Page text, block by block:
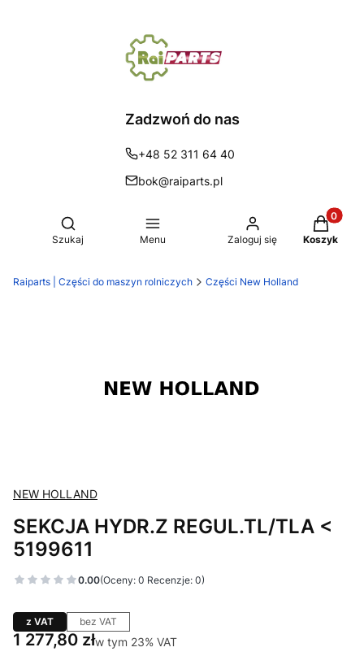
Zadzwoń do nas
+48 52 311 64 40
bok@raiparts.pl
Otwórz wyszukiwarkę
Szukaj Menu Zaloguj się Koszyk
Raiparts | Części do maszyn rolniczych Części New Holland
NEW HOLLAND
SEKCJA HYDR.Z REGUL.TL/TLA <
5199611
0.00(Oceny: 0 Recenzje: 0)
z VAT bez VAT
Cena
1 277,80 złw tym 23% VAT
w tym 23% VAT